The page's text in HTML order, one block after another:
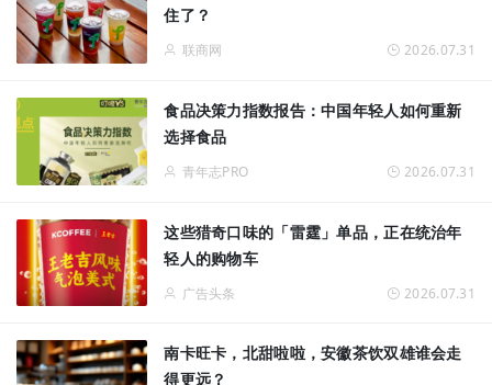
住了？
联商网 2026.07.31
食品决策力指数报告：中国年轻人如何重新
选择食品
青年志PRO 2026.07.31
这些猎奇口味的「雷霆」单品，正在统治年
轻人的购物车
广告头条 2026.07.31
南卡旺卡，北甜啦啦，安徽茶饮双雄谁会走
得更远？